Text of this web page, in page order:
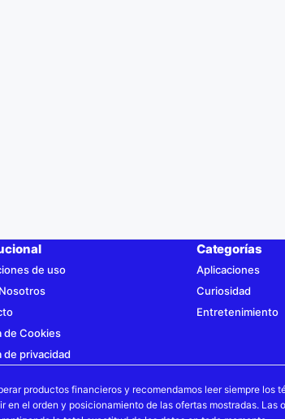
de uso
de Cookies
de privacidad
Categorías
Aplicaciones
Curiosidad
Entretenimiento
productos financieros y recomendamos leer siempre
el orden y posicionamiento de las ofertas mostradas.